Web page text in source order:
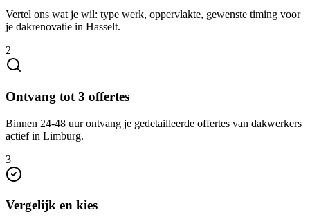
Vertel ons wat je wil: type werk, oppervlakte, gewenste timing voor
je dakrenovatie in Hasselt.
2
Ontvang tot 3 offertes
Binnen 24-48 uur ontvang je gedetailleerde offertes van dakwerkers
actief in Limburg.
3
Vergelijk en kies